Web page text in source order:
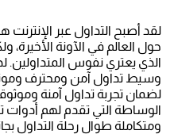
لقد أصبح التداول عبر الإنترنت
حول العالم في الآونة
الذي يعتري نفوس المتداولين.
وسيط تداول آمن ومحترف
لضمان تجربة تداول آمنة
الوساطة التي تقدم لهم أدوات
ومتكاملة طوال رحلة التداول